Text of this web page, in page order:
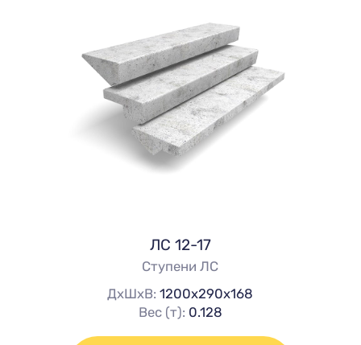
ЛС 12-17
Ступени ЛС
ДхШхВ:1200х290х168
Вес (т): 0.128